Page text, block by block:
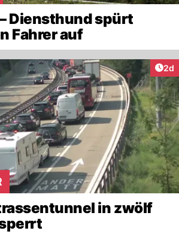
Diensthund spürt
Fahrer auf
2d
in zwölf